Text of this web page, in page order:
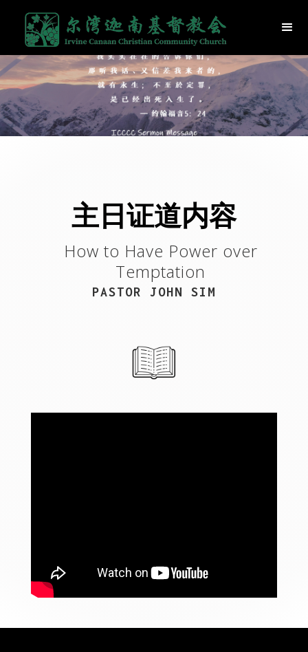
主日证道内容
How to Have Power over
Temptation
PASTOR JOHN SIM